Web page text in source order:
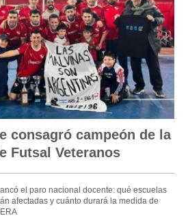
consagró campeón de la
Futsal Veteranos
el paro nacional docente: qué escuelas
afectadas y cuánto durará la medida de